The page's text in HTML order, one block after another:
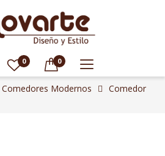
0 0
Comedores Modernos
Comedor